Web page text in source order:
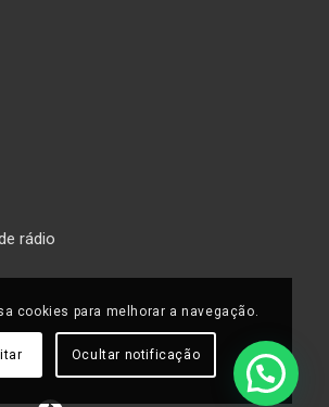
rádio
cookies para melhorar a navegação.
Ocultar notificação